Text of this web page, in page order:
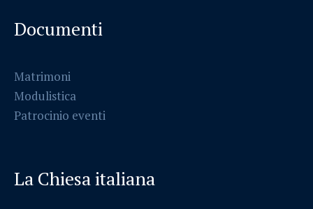
Documenti
Matrimoni
Modulistica
Patrocinio eventi
La Chiesa italiana